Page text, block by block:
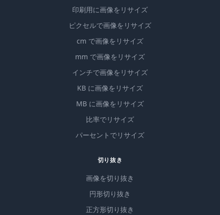
印刷用に画像をリサイズ
ピクセルで画像をリサイズ
cm で画像をリサイズ
mm で画像をリサイズ
インチで画像をリサイズ
KB に画像をリサイズ
MB に画像をリサイズ
比率でリサイズ
パーセントでリサイズ
切り抜き
画像を切り抜き
円形切り抜き
正方形切り抜き